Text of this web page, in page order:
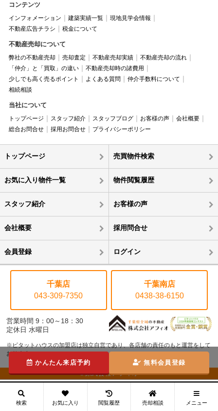
コンテンツ
インフォメーション 建築実績一覧
現地見学会情報
不動産広告チラシ
税金について
不動産売却について
弊社の不動産売却 売却査定 不動産売却実績
不動産売却の流れ
「仲介」と「買取」の違い
不動産売却時の諸費用
少しでも高く売るポイント
よくある質問
仲介手数料について
相続相談
当社について
トップページ スタッフ紹介 スタッフブログ お客様の声
会社概要
総合お問合せ
採用お問合せ プライバシーポリシー
トップページ 売買物件検索
お気に入り物件一覧 物件閲覧履歴
スタッフ紹介 お客様の声
会社概要 採用問合せ
会員登録 ログイン
千葉店
043-309-7350
千葉南店
0438-38-6150
営業時間 9：00～18：30
定休日 水曜日
※ピタットハウスの加盟店は独立自営であり、各店舗の責任のもと運営をして
おります。
©株式会社アフィオ
かんたん来店予約 無料会員登録
検索 お気に入り 閲覧履歴 売却相談 メニュー